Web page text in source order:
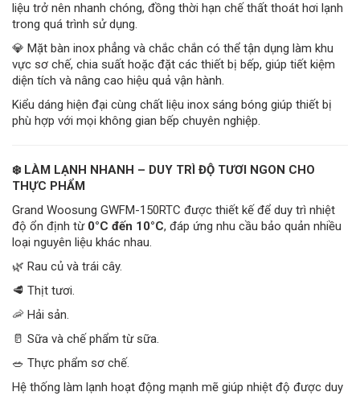
liệu trở nên nhanh chóng, đồng thời hạn chế thất thoát hơi lạnh
trong quá trình sử dụng.
💎 Mặt bàn inox phẳng và chắc chắn có thể tận dụng làm khu
vực sơ chế, chia suất hoặc đặt các thiết bị bếp, giúp tiết kiệm
diện tích và nâng cao hiệu quả vận hành.
Kiểu dáng hiện đại cùng chất liệu inox sáng bóng giúp thiết bị
phù hợp với mọi không gian bếp chuyên nghiệp.
❄️ LÀM LẠNH NHANH – DUY TRÌ ĐỘ TƯƠI NGON CHO
THỰC PHẨM
Grand Woosung GWFM-150RTC được thiết kế để duy trì nhiệt
độ ổn định từ 0°C đến 10°C, đáp ứng nhu cầu bảo quản nhiều
loại nguyên liệu khác nhau.
🌿 Rau củ và trái cây.
🥩 Thịt tươi.
🦐 Hải sản.
🥛 Sữa và chế phẩm từ sữa.
🥗 Thực phẩm sơ chế.
Hệ thống làm lạnh hoạt động mạnh mẽ giúp nhiệt độ được duy